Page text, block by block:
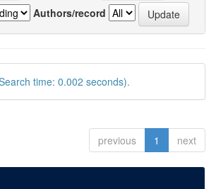
Authors/record
time: 0.002 seconds).
previous 1 next